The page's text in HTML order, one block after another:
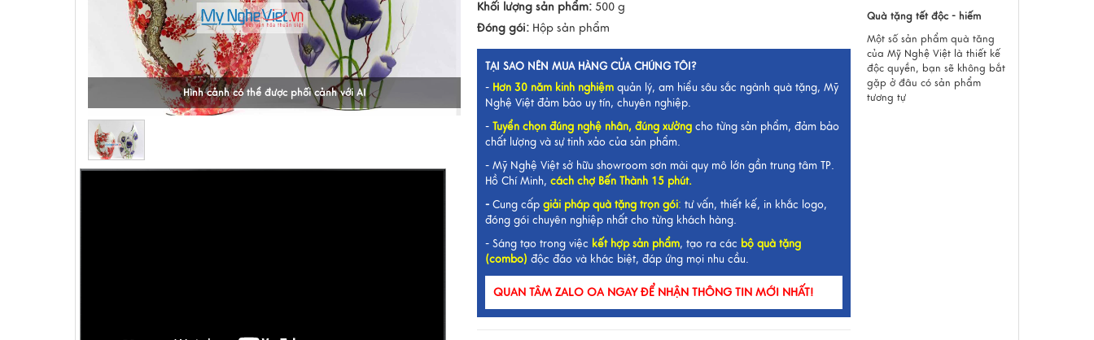
Hình cảnh có thể được phối cảnh với AI
Khối lượng sản phẩm: 500 g
Đóng gói: Hộp sản phẩm
TẠI SAO NÊN MUA HÀNG CỦA CHÚNG TÔI?
- Hơn 30 năm kinh nghiệm quản lý, am hiểu sâu sắc ngành quà tặng, Mỹ
Nghệ Việt đảm bảo uy tín, chuyên nghiệp.
-Tuyển chọn đúng nghệ nhân, đúng xưởng cho từng sản phẩm, đảm bảo
chất lượng và sự tinh xảo của sản phẩm.
- Mỹ Nghệ Việt sở hữu showroom sơn mài quy mô lớn gần trung tâm TP.
Hồ Chí Minh,cách chợ Bến Thành 15 phút.
-Cung cấpgiải pháp quà tặng trọn gói: tư vấn, thiết kế, in khắc logo,
đóng gói chuyên nghiệp nhất cho từng khách hàng.
- Sáng tạo trong việc kết hợp sản phẩm, tạo ra các bộ quà tặng
(combo) độc đáo và khác biệt, đáp ứng mọi nhu cầu.
QUAN TÂM ZALO OA NGAY ĐỂ NHẬN THÔNG TIN MỚI NHẤT!
Quà tặng tết độc - hiếm
Một số sản phẩm quà tăng
của Mỹ Nghệ Việt là thiết kế
độc quyền, bạn sẽ không bắt
gặp ở đâu có sản phẩm
tương tự